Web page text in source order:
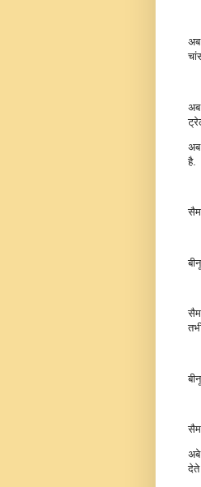
अब
अब
है.
सैम
अबे
देते